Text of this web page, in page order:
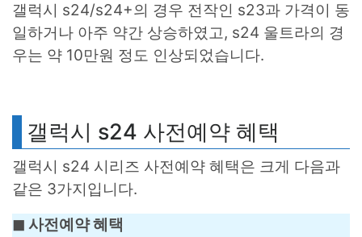
갤럭시 s24/s24+의 경우 전작인 s23과 가격이 동
일하거나 아주 약간 상승하였고, s24 울트라의 경
우는 약 10만원 정도 인상되었습니다.
갤럭시 s24 사전예약 혜택
갤럭시 s24 시리즈 사전예약 혜택은 크게 다음과
같은 3가지입니다.
◼︎ 사전예약 혜택